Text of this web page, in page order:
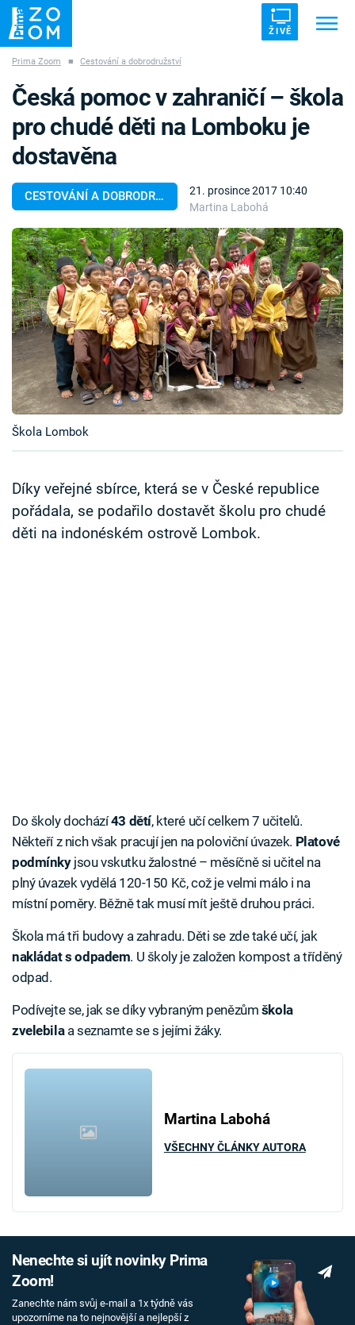
ŽIVĚ
ZÁHADY VETŘELCI DÁVNOVĚKU
Témata
Témata
Pořady
TV Program
Časopis
Sledujte prima+
Sledujte nás
Prima Zoom ■ Cestování a dobrodružství
CESTOVÁNÍ A DOBRODRUŽSTVÍ
21. prosince 2017 10:40
Martina Labohá
Česká pomoc v zahraničí – škola
pro chudé děti na Lomboku je
dostavěna
Škola Lombok
Díky veřejné sbírce, která se v České republice
pořádala, se podařilo dostavět školu pro chudé
děti na indonéském ostrově Lombok.
Do školy dochází43 dětí, které učí celkem 7 učitelů.
Někteří z nich však pracují jen na poloviční úvazek. Platové
podmínky jsou vskutku žalostné – měsíčně si učitel na
plný úvazek vydělá 120-150 Kč, což je velmi málo i na
místní poměry. Běžně tak musí mít ještě druhou práci.
Škola má tři budovy a zahradu. Děti se zde také učí, jak
nakládat s odpadem. U školy je založen kompost a tříděný
odpad.
Podívejte se, jak se díky vybraným penězům škola
zvelebilaa seznamte se s jejími žáky.
Martina Labohá
VŠECHNY ČLÁNKY AUTORA
Nenechte si ujít novinky Prima
Zoom!
Zanechte nám svůj e-mail a 1x týdně vás
upozorníme na to nejnovější a nejlepší z